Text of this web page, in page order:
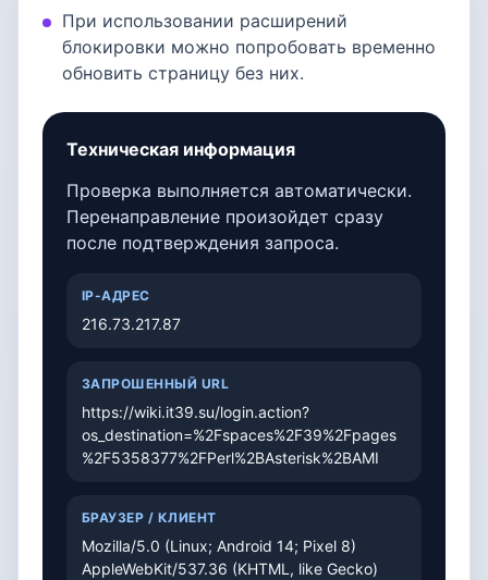
При использовании расширений
блокировки можно попробовать временно
обновить страницу без них.
Техническая информация
Проверка выполняется автоматически.
Перенаправление произойдет сразу
после подтверждения запроса.
IP-АДРЕС
216.73.217.87
ЗАПРОШЕННЫЙ URL
https://wiki.it39.su/login.action?
os_destination=%2Fspaces%2F39%2Fpages
%2F5358377%2FPerl%2BAsterisk%2BAMI
БРАУЗЕР / КЛИЕНТ
Mozilla/5.0 (Linux; Android 14; Pixel 8)
AppleWebKit/537.36 (KHTML, like Gecko)